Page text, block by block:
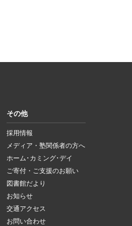
その他
採用情報
メディア・塾関係者の方へ
ホーム･カミング･デイ
ご寄付・ご支援のお願い
図書館だより
お知らせ
交通アクセス
お問い合わせ